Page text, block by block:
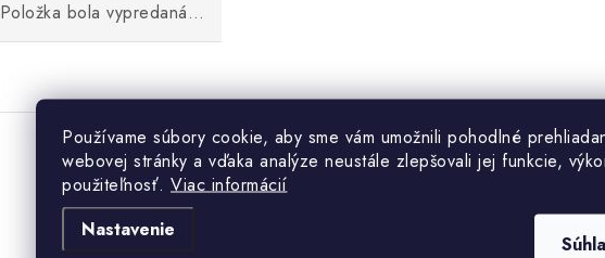
Používame súbory cookie, aby sme vám umožnili pohodlné
webovej stránky a vďaka analýze neustále zlepšovali jej funkcie,
použiteľnosť. Viac informácií
Nastavenie
Položka bola vypredaná…
Súvisiaci tovar